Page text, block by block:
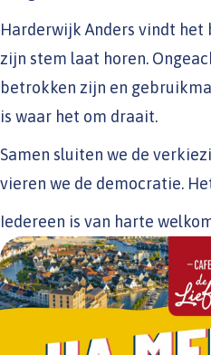
Harderwijk Anders vindt
zijn stem laat horen.
betrokken zijn en
is waar het om draait.
Samen sluiten we de
vieren we de democratie.
Iedereen is van harte